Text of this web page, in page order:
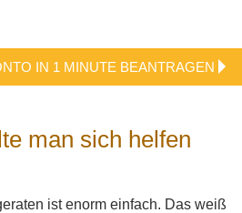
IN 1 MINUTE BEANTRAGEN
man sich helfen
ist enorm einfach. Das weiß